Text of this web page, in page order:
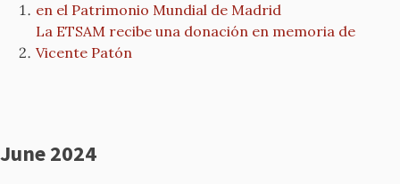
en el Patrimonio Mundial de Madrid
La ETSAM recibe una donación en memoria de
Vicente Patón
June 2024